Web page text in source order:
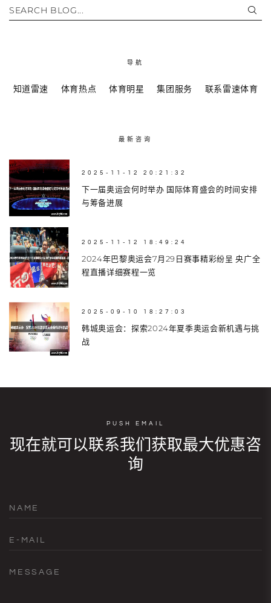
SEARCH BLOG...
导航
知道雷速 体育热点 体育明星 集团服务 联系雷速体育
最新咨询
2025-11-12 20:21:32
下一届奥运会何时举办 国际体育盛会的时间安排
与筹备进展
2025-11-12 18:49:24
2024年巴黎奥运会7月29日赛事精彩纷呈 央广全
程直播详细赛程一览
2025-09-10 18:27:03
韩城奥运会：探索2024年夏季奥运会新机遇与挑
战
PUSH EMAIL
现在就可以联系我们获取最大优惠咨
询
NAME
E-MAIL
MESSAGE